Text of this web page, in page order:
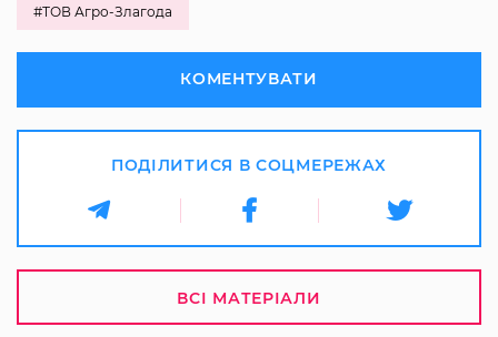
#ТОВ Агро-Злагода
КОМЕНТУВАТИ
ПОДІЛИТИСЯ В СОЦМЕРЕЖАХ
ВСІ МАТЕРІАЛИ